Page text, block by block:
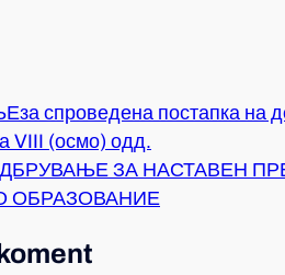
спроведена постапка на
VIII (осмо) одд.
ЗА НАСТАВЕН
ОБРАЗОВАНИЕ